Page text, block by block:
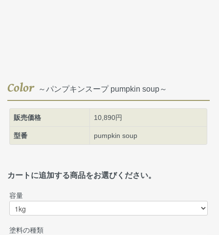
Color～パンプキンスープ pumpkin soup～
販売価格 10,890円
型番 pumpkin soup
カートに追加する商品をお選びください。
容量
塗料の種類